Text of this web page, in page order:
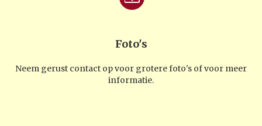
Foto's
Neem gerust contact op voor grotere foto's of voor meer
informatie.